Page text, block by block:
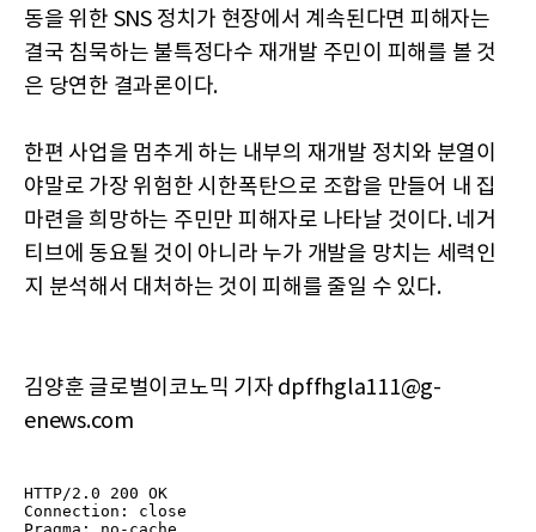
동을 위한 SNS 정치가 현장에서 계속된다면 피해자는
결국 침묵하는 불특정다수 재개발 주민이 피해를 볼 것
은 당연한 결과론이다.
한편 사업을 멈추게 하는 내부의 재개발 정치와 분열이
야말로 가장 위험한 시한폭탄으로 조합을 만들어 내 집
마련을 희망하는 주민만 피해자로 나타날 것이다. 네거
티브에 동요될 것이 아니라 누가 개발을 망치는 세력인
지 분석해서 대처하는 것이 피해를 줄일 수 있다.
김양훈 글로벌이코노믹 기자 dpffhgla111@g-
enews.com